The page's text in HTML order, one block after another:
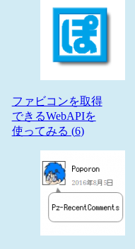
ファビコンを取得
できるWebAPIを
使ってみる (6)